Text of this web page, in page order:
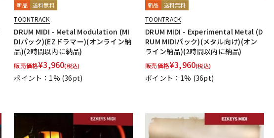
新品 送料無料
TOONTRACK
DRUM MIDI - Metal Modulation (MI
DIパック)(EZドラマー)(オンライン納
品)(2時間以内に納品)
販売価格¥3,960(税込)
ポイント：1% (36pt)
新品 送料無料
TOONTRACK
DRUM MIDI - Experimental Metal (D
RUM MIDIパック)(メタル向け)(オン
ライン納品)(2時間以内に納品)
販売価格¥3,960(税込)
ポイント：1% (36pt)